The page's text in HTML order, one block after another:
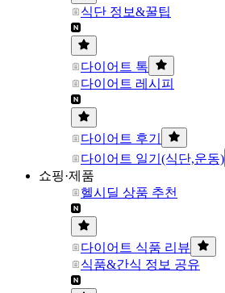
식단 정보&꿀팁
다이어트 톡
다이어트 레시피
다이어트 후기
다이어트 일기(식단,운동)
쇼핑·제품
헬시딜 상품 추천
다이어트 식품 리뷰
식품&간식 정보 공유